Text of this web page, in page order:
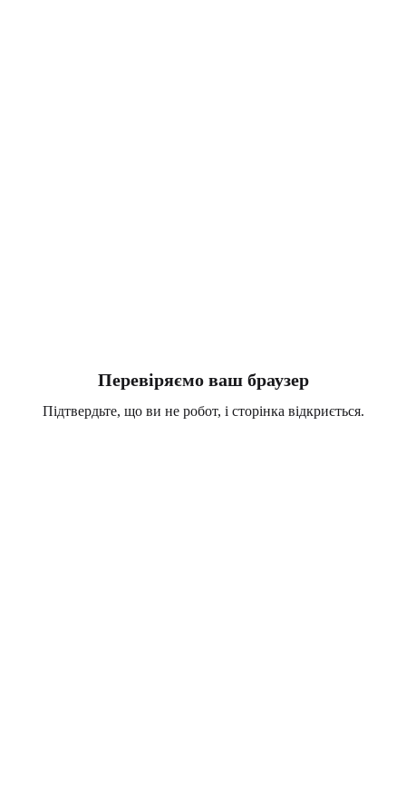
Перевіряємо ваш браузер
Підтвердьте, що ви не робот, і сторінка відкриється.